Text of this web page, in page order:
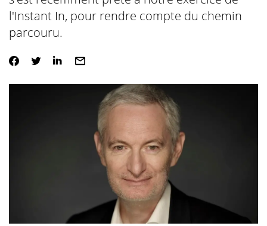
l'Instant In, pour rendre compte du chemin
parcouru.